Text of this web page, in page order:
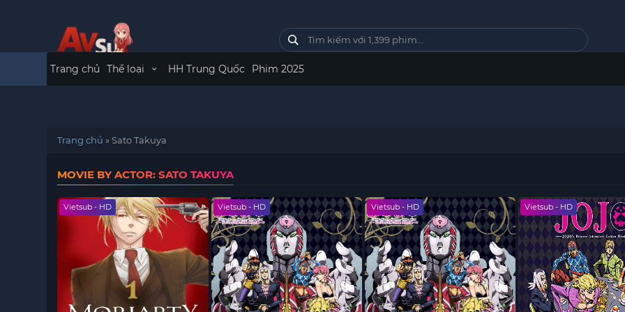
Trang chủ Thể loại HH Trung Quốc Phim 2025
Trang chủ »Sato Takuya
MOVIE BY ACTOR: SATO TAKUYA
Vietsub - HD Vietsub - HD Vietsub - HD Vietsub - HD